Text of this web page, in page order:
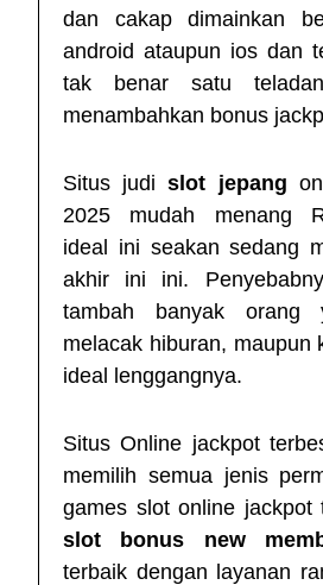
dan cakap dimainkan
android ataupun ios dan
tak benar satu
menambahkan bonus
Situs judislot jepang
2025 mudah menang
ideal ini seakan sedang
akhir ini ini.
tambah banyak orang
melacak hiburan, maupun
ideal lenggangnya.
Situs Online jackpot
memilih semua jenis
games slot online jackpot
slot bonus new
terbaik dengan layanan